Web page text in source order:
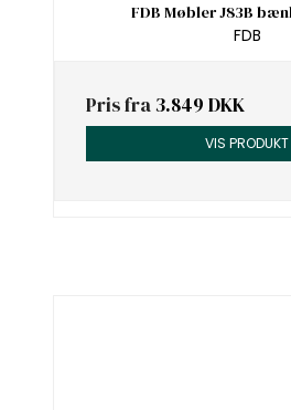
FDB Møbler J83B
FDB
Pris fra3.849 DKK
VIS PRODUKT